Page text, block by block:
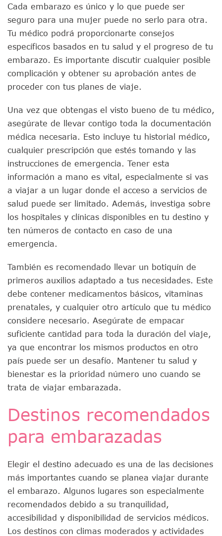
Cada embarazo es único y lo que puede ser
seguro para una mujer puede no serlo para otra.
Tu médico podrá proporcionarte consejos
específicos basados en tu salud y el progreso de tu
embarazo. Es importante discutir cualquier posible
complicación y obtener su aprobación antes de
proceder con tus planes de viaje.
Una vez que obtengas el visto bueno de tu médico,
asegúrate de llevar contigo toda la documentación
médica necesaria. Esto incluye tu historial médico,
cualquier prescripción que estés tomando y las
instrucciones de emergencia. Tener esta
información a mano es vital, especialmente si vas
a viajar a un lugar donde el acceso a servicios de
salud puede ser limitado. Además, investiga sobre
los hospitales y clínicas disponibles en tu destino y
ten números de contacto en caso de una
emergencia.
También es recomendado llevar un botiquín de
primeros auxilios adaptado a tus necesidades. Este
debe contener medicamentos básicos, vitaminas
prenatales, y cualquier otro artículo que tu médico
considere necesario. Asegúrate de empacar
suficiente cantidad para toda la duración del viaje,
ya que encontrar los mismos productos en otro
país puede ser un desafío. Mantener tu salud y
bienestar es la prioridad número uno cuando se
trata de viajar embarazada.
Destinos recomendados
para embarazadas
Elegir el destino adecuado es una de las decisiones
más importantes cuando se planea viajar durante
el embarazo. Algunos lugares son especialmente
recomendados debido a su tranquilidad,
accesibilidad y disponibilidad de servicios médicos.
Los destinos con climas moderados y actividades